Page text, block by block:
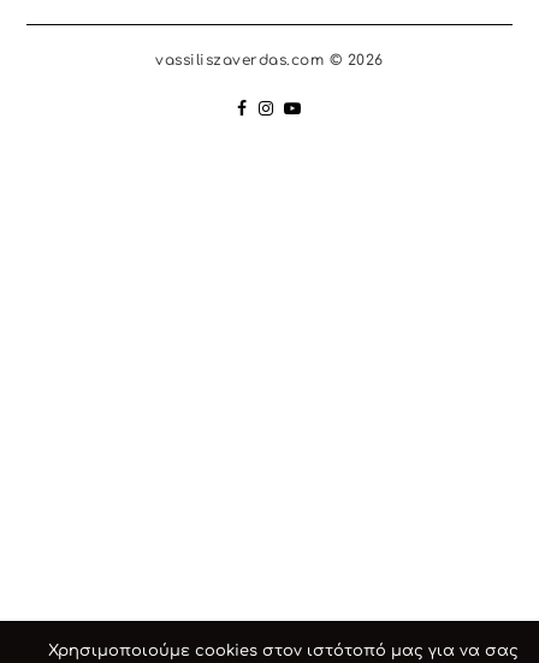
vassiliszaverdas.com © 2026
Χρησιμοποιούμε cookies στον ιστότοπό μας για να σας